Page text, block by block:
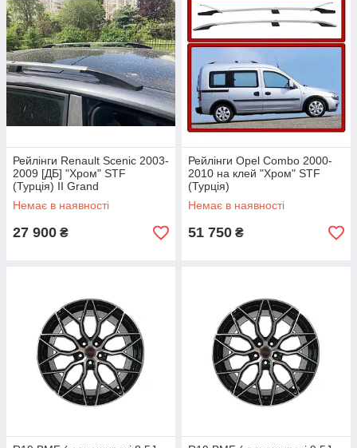
Рейлінги Renault Scenic 2003-
2009 [ДБ] "Хром" STF
(Турція) II Grand
Немає в наявності
27 900 ₴
Рейлінги Opel Combo 2000-
2010 на клей "Хром" STF
(Турція)
Немає в наявності
51 750 ₴